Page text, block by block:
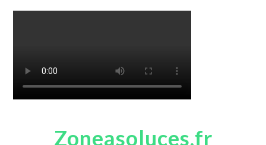
Zoneasoluces.fr